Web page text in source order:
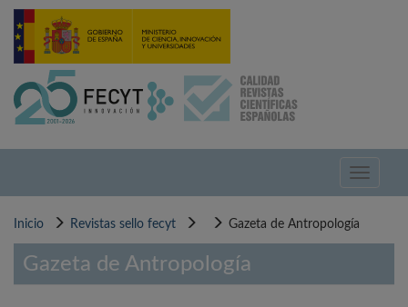
Pasar
contenido
Toggle
Inicio Revistas sello fecyt Gazeta de Antropología
Gazeta de Antropología